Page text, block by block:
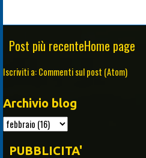
Post più recenteHome page
Iscriviti a:Commenti sul post (Atom)
Archivio blog
PUBBLICITA'